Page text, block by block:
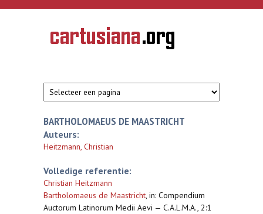
Overslaan en naar de inhoud gaan
CARTUSIANA
Geschiedenis
van de
BARTHOLOMAEUS DE MAASTRICHT
Auteurs:
Heitzmann, Christian
Volledige referentie:
Christian Heitzmann
Bartholomaeus de Maastricht, in: Compendium
Auctorum Latinorum Medii Aevi — C.A.L.M.A., 2:1